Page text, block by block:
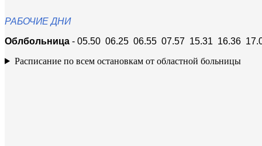
РАБОЧИЕ ДНИ
Облбольница - 05.50 06.25 06.55 07.57 15.31 16.36
Расписание по всем остановкам от областной больницы